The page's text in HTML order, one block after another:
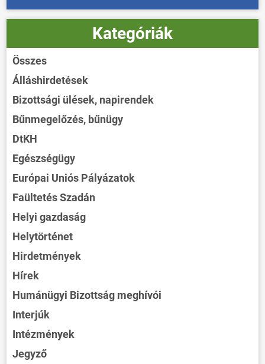
Kategóriák
Összes
Álláshirdetések
Bizottsági ülések, napirendek
Bűnmegelőzés, bűnügy
DtKH
Egészségügy
Európai Uniós Pályázatok
Faültetés Szadán
Helyi gazdaság
Helytörténet
Hirdetmények
Hírek
Humánügyi Bizottság meghívói
Interjúk
Intézmények
Jegyző